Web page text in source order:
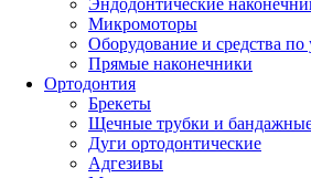
Микромоторы
Оборудование и средства по
Прямые наконечники
Ортодонтия
Брекеты
Щечные трубки и бандажные
Дуги ортодонтические
Адгезивы